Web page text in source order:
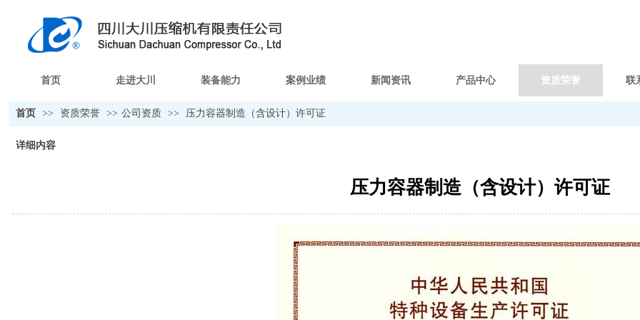
首页 走进大川 装备能力 案例业绩 新闻资讯 产品中心 资质荣誉 联
首页 >> 资质荣誉 >> 公司资质 >> 压力容器制造（含设计）许可证
详细内容
压力容器制造（含设计）许可证